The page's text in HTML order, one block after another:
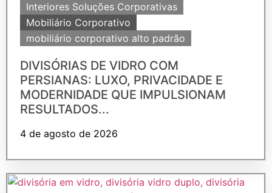
Interiores Soluções Corporativas
Mobiliário Corporativo
mobiliário corporativo alto padrão
DIVISÓRIAS DE VIDRO COM
PERSIANAS: LUXO, PRIVACIDADE E
MODERNIDADE QUE IMPULSIONAM
RESULTADOS...
4 de agosto de 2026